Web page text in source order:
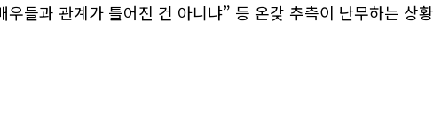
들과 관계가 틀어진 건 아니냐” 등 온갖 추측이 난무하는 상황